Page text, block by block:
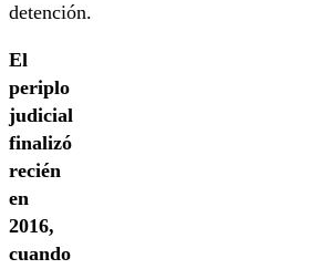
detención.
El
periplo
judicial
finalizó
recién
en
2016,
cuando